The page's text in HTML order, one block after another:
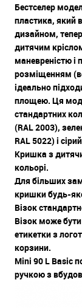
Бестселер
пластика, який
дизайном,
дитячим
маневреністю і
розміщенням
ідеально
площею. Ця
стандартних
(RAL 2003),
RAL 5022) і
Кришка з
кольорі.
Для більших
кришки будь-
Візок
Візок може
етикетки з
корзини.
Mini 90 L Basic
ручкою з